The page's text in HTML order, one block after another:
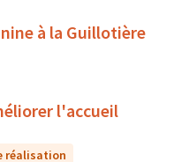
à la Guillotière
l'accueil
réalisation